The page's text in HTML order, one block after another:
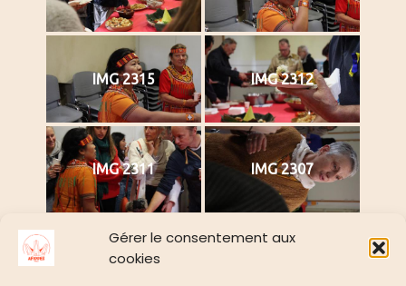
Gérer le consentement aux
cookies
IMG 2315 IMG 2312
IMG 2311 IMG 2307
of »